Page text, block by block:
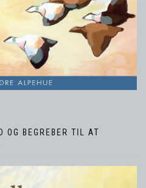
OG BEGREBER TIL AT